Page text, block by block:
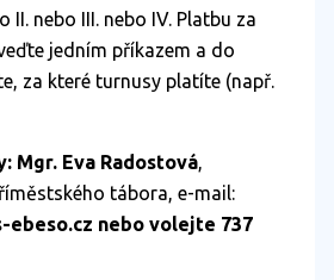
II. nebo III. nebo IV. Platbu za
jedním příkazem a do
za které turnusy platíte (např.
Mgr. Eva Radostová,
tábora, e-mail:
ebeso.cz nebo volejte 737